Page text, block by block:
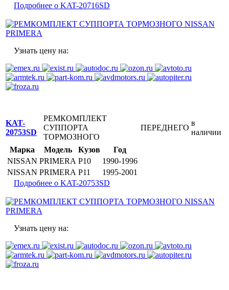
Подробнее о KAT-20716SD
Узнать цену на:
KAT-
20753SD
РЕМКОМПЛЕКТ
СУППОРТА
ТОРМОЗНОГО
ПЕРЕДНЕГО
в
наличии
Марка
Модель Кузов
Год
NISSAN PRIMERA P10
1990-1996
NISSAN PRIMERA P11
1995-2001
Подробнее о KAT-20753SD
Узнать цену на: